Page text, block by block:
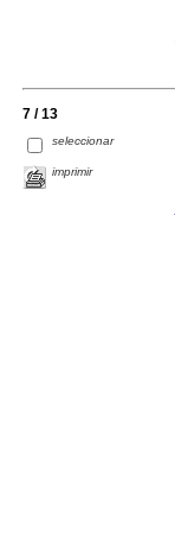
7 / 13
seleccionar
imprimir